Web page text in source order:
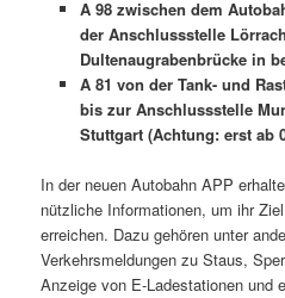
A 98 zwischen dem
der Anschlussstelle
Dultenaugrabenbrücke in
A 81 von der Tank- und
bis zur Anschlussstelle
Stuttgart (Achtung: erst ab
In der neuen Autobahn APP
nützliche Informationen, um ihr
erreichen. Dazu gehören unter
Verkehrsmeldungen zu Staus,
Anzeige von E-Ladestationen und